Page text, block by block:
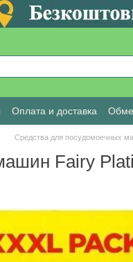
Оплата и доставка
Отзывы о магазине
Средства для посудомоечных
Fairy